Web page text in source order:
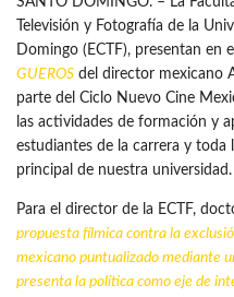
Televisión y Fotografía de la
Domingo (ECTF), presentan en
GUEROS del director mexicano
parte del Ciclo Nuevo Cine
las actividades de formación y
estudiantes de la carrera y
principal de nuestra universidad.
Para el director de la ECTF,
propuesta fílmica contra la
mexicano puntualizado mediante
presenta la política como eje de